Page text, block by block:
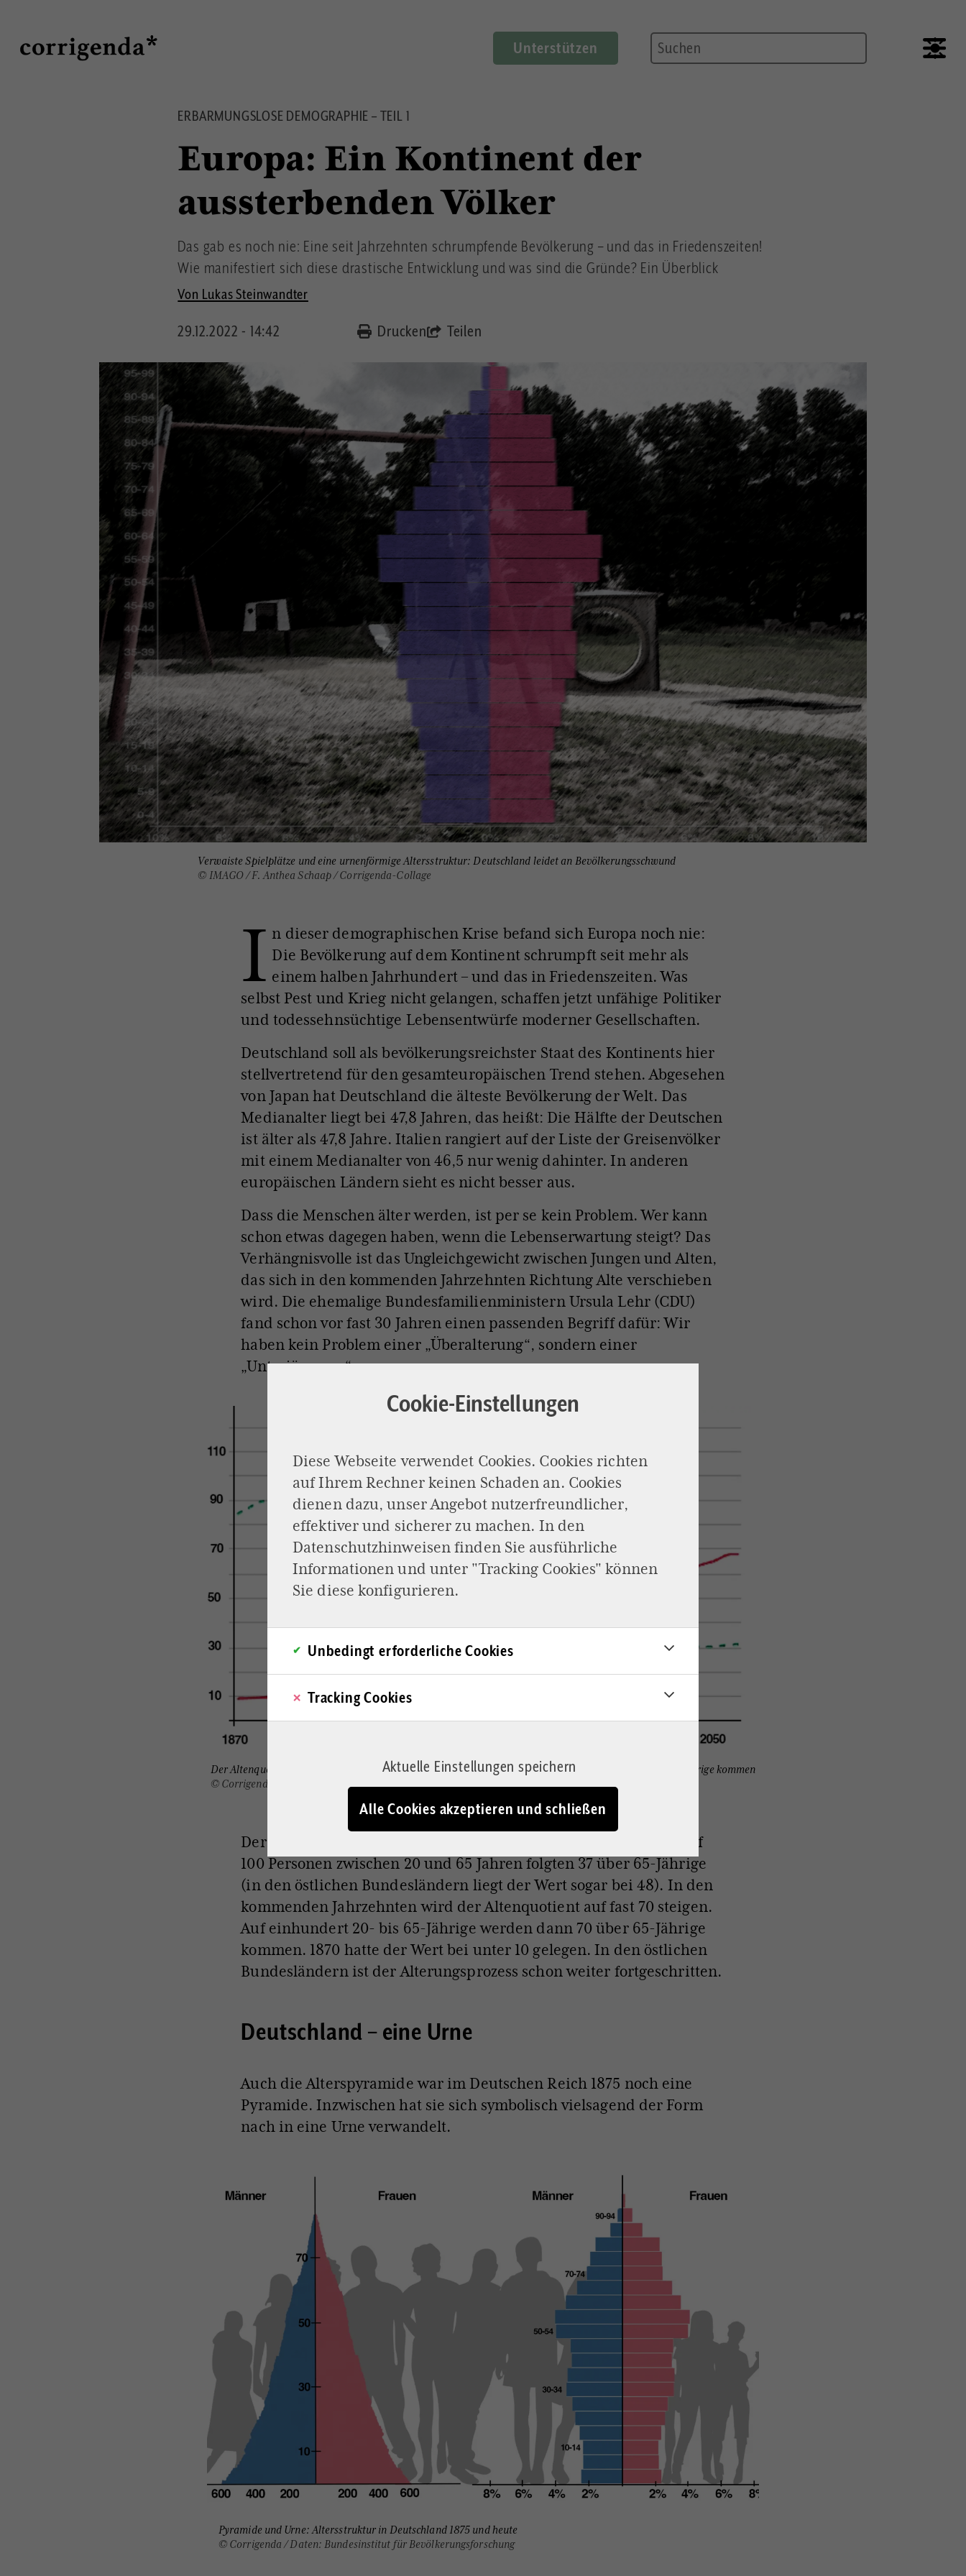
Inhalt
Suche
Unterstützen
ERBARMUNGSLOSE DEMOGRAPHIE – TEIL 1
Europa: Ein Kontinent der
aussterbenden Völker
Das gab es noch nie: Eine seit Jahrzehnten schrumpfende Bevölkerung – und das in Friedenszeiten!
Wie manifestiert sich diese drastische Entwicklung und was sind die Gründe? Ein Überblick
Von Lukas Steinwandter
29.12.2022 - 14:42 Drucken Teilen
Verwaiste Spielplätze und eine urnenförmige Altersstruktur: Deutschland leidet an Bevölkerungsschwund
© IMAGO / F. Anthea Schaap / Corrigenda-Collage
I n dieser demographischen Krise befand sich Europa noch nie:
Die Bevölkerung auf dem Kontinent schrumpft seit mehr als
einem halben Jahrhundert – und das in Friedenszeiten. Was
selbst Pest und Krieg nicht gelangen, schaffen jetzt unfähige Politiker
und todessehnsüchtige Lebensentwürfe moderner Gesellschaften.
Deutschland soll als bevölkerungsreichster Staat des Kontinents hier
stellvertretend für den gesamteuropäischen Trend stehen. Abgesehen
von Japan hat Deutschland die älteste Bevölkerung der Welt. Das
Medianalter liegt bei 47,8 Jahren, das heißt: Die Hälfte der Deutschen
ist älter als 47,8 Jahre. Italien rangiert auf der Liste der Greisenvölker
mit einem Medianalter von 46,5 nur wenig dahinter. In anderen
europäischen Ländern sieht es nicht besser aus.
Dass die Menschen älter werden, ist per se kein Problem. Wer kann
schon etwas dagegen haben, wenn die Lebenserwartung steigt? Das
Verhängnisvolle ist das Ungleichgewicht zwischen Jungen und Alten,
das sich in den kommenden Jahrzehnten Richtung Alte verschieben
wird. Die ehemalige Bundesfamilienministern Ursula Lehr (CDU)
fand schon vor fast 30 Jahren einen passenden Begriff dafür: Wir
haben kein Problem einer „Überalterung“, sondern einer
„Unterjüngung“.
Der Altenquotient in Deutschland: Er zeigt die Zahl der über 65-Jährigen, die auf einhundert 20- bis 65-Jährige kommen
© Corrigenda / Daten: Statistisches Bundesamt
Der Altenquotient lag im Jahr 2021 in Deutschland bei rund 37: Auf
100 Personen zwischen 20 und 65 Jahren folgten 37 über 65-Jährige
(in den östlichen Bundesländern liegt der Wert sogar bei 48). In den
kommenden Jahrzehnten wird der Altenquotient auf fast 70 steigen.
Auf einhundert 20- bis 65-Jährige werden dann 70 über 65-Jährige
kommen. 1870 hatte der Wert bei unter 10 gelegen. In den östlichen
Bundesländern ist der Alterungsprozess schon weiter fortgeschritten.
Deutschland – eine Urne
Auch die Alterspyramide war im Deutschen Reich 1875 noch eine
Pyramide. Inzwischen hat sie sich symbolisch vielsagend der Form
nach in eine Urne verwandelt.
Pyramide und Urne: Altersstruktur in Deutschland 1875 und heute
© Corrigenda / Daten: Bundesinstitut für Bevölkerungsforschung
Cookie-Einstellungen
Diese Webseite verwendet Cookies. Cookies richten
auf Ihrem Rechner keinen Schaden an. Cookies
dienen dazu, unser Angebot nutzerfreundlicher,
effektiver und sicherer zu machen. In den
Datenschutzhinweisen finden Sie ausführliche
Informationen und unter "Tracking Cookies" können
Sie diese konfigurieren.
Unbedingt erforderliche Cookies
Tracking Cookies
Aktuelle Einstellungen speichern
Alle Cookies akzeptieren und schließen